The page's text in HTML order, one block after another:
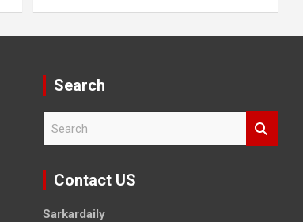
Search
r
Contact US
Sarkardaily